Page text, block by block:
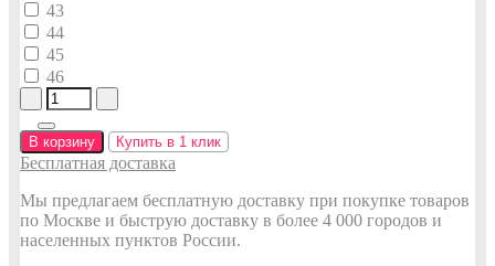
43
44
45
46
В корзину Купить в 1 клик
Бесплатная доставка
Мы предлагаем бесплатную доставку при покупке товаров
по Москве и быструю доставку в более 4 000 городов и
населенных пунктов России.